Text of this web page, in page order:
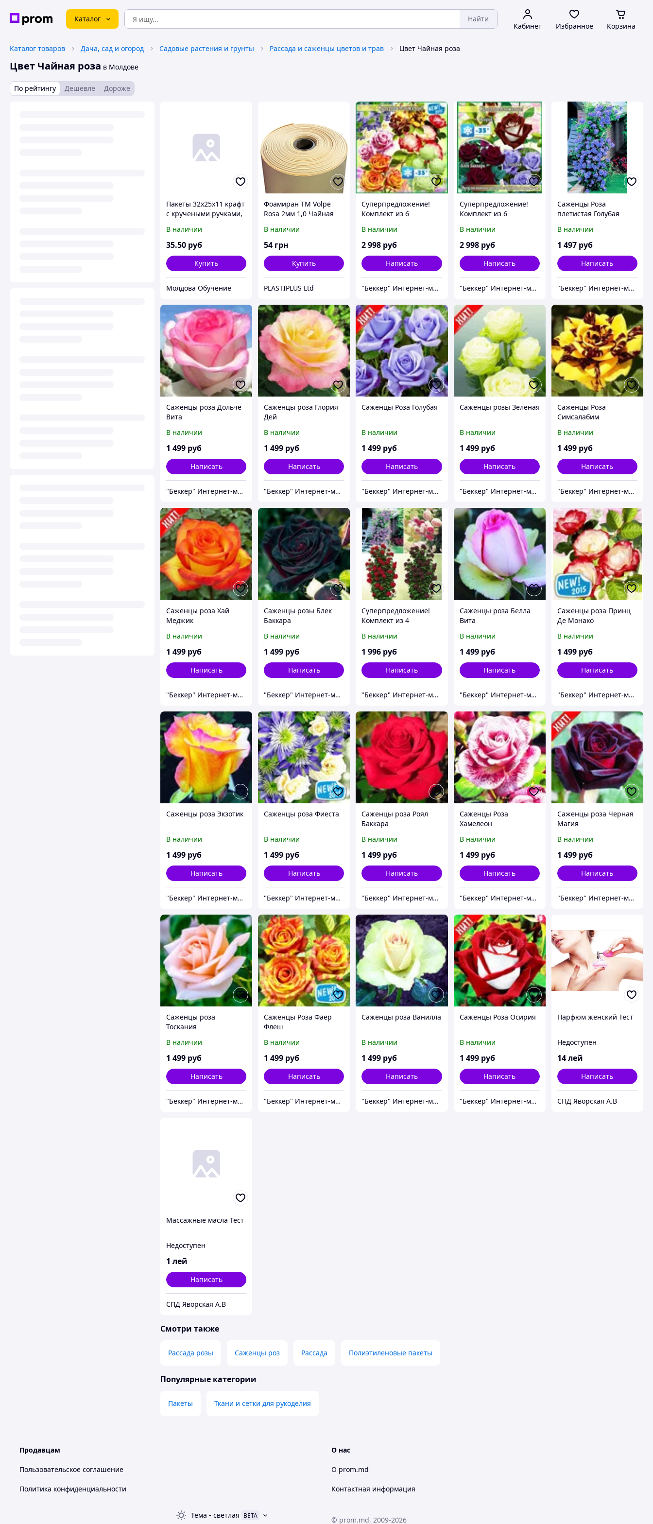
Каталог Найти
Кабинет Избранное Корзина
Каталог товаров Дача, сад и огород Садовые растения и грунты Рассада и саженцы цветов и трав Цвет Чайная роза
Цвет Чайная роза в Молдове
По рейтингу Дешевле Дороже
Пакеты 32х25х11 крафт
с кручеными ручками,
Чайная роза
В наличии
35.50 руб
Купить
Молдова Обучение
Фоамиран TM Volpe
Rosa 2мм 1,0 Чайная
В наличии
54 грн
Купить
PLASTIPLUS Ltd
Суперпредложение!
Комплект из 6
гибридных роз
В наличии
2 998 руб
Написать
"Беккер" Интернет-магазин
Суперпредложение!
Комплект из 6
гибридных роз 1553
В наличии
2 998 руб
Написать
"Беккер" Интернет-магазин
Саженцы Роза
плетистая Голубая
В наличии
1 497 руб
Написать
"Беккер" Интернет-магазин
Саженцы роза Дольче
Вита
В наличии
1 499 руб
Написать
"Беккер" Интернет-магазин
Саженцы роза Глория
Дей
В наличии
1 499 руб
Написать
"Беккер" Интернет-магазин
Саженцы Роза Голубая
В наличии
1 499 руб
Написать
"Беккер" Интернет-магазин
Саженцы розы Зеленая
В наличии
1 499 руб
Написать
"Беккер" Интернет-магазин
Саженцы Роза
Симсалабим
В наличии
1 499 руб
Написать
"Беккер" Интернет-магазин
Саженцы роза Хай
Меджик
В наличии
1 499 руб
Написать
"Беккер" Интернет-магазин
Саженцы розы Блек
Баккара
В наличии
1 499 руб
Написать
"Беккер" Интернет-магазин
Суперпредложение!
Комплект из 4
В наличии
1 996 руб
Написать
"Беккер" Интернет-магазин
Саженцы роза Белла
Вита
В наличии
1 499 руб
Написать
"Беккер" Интернет-магазин
Саженцы роза Принц
Де Монако
В наличии
1 499 руб
Написать
"Беккер" Интернет-магазин
Саженцы роза Экзотик
В наличии
1 499 руб
Написать
"Беккер" Интернет-магазин
Саженцы роза Фиеста
В наличии
1 499 руб
Написать
"Беккер" Интернет-магазин
Саженцы роза Роял
Баккара
В наличии
1 499 руб
Написать
"Беккер" Интернет-магазин
Cаженцы Роза
Хамелеон
В наличии
1 499 руб
Написать
"Беккер" Интернет-магазин
Саженцы роза Черная
Магия
В наличии
1 499 руб
Написать
"Беккер" Интернет-магазин
Саженцы роза
Тоскания
В наличии
1 499 руб
Написать
"Беккер" Интернет-магазин
Саженцы Роза Фаер
Флеш
В наличии
1 499 руб
Написать
"Беккер" Интернет-магазин
Саженцы роза Ванилла
В наличии
1 499 руб
Написать
"Беккер" Интернет-магазин
Саженцы Роза Осирия
В наличии
1 499 руб
Написать
"Беккер" Интернет-магазин
Парфюм женский Тест
Недоступен
14лей
Написать
СПД Яворская А.В
Массажные масла Тест
Недоступен
1 лей
Написать
СПД Яворская А.В
Смотри также
Рассада розы Саженцы роз Рассада Полиэтиленовые пакеты
Популярные категории
Пакеты Ткани и сетки для рукоделия
Продавцам
Пользовательское соглашение
Политика конфиденциальности
О нас
О prom.md
Контактная информация
Тема - светлая BETA © prom.md, 2009-2026